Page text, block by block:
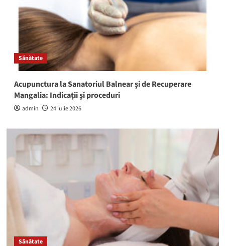
Sănătate
Acupunctura la Sanatoriul Balnear și de Recuperare
Mangalia: Indicații și proceduri
admin 24 iulie 2026
Sănătate